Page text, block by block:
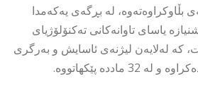
بڵاوکراوەتەوە، لە بڕگەی یەکەمدا
یاسای تاوانەکانی تەکنۆلۆژیای
کە لەلایەن لیژنەی ئاسایش و بەرگری
ماددە پێکهاتووە.